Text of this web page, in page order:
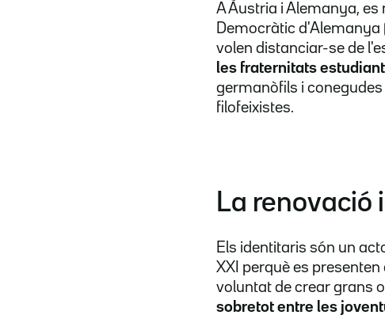
A Àustria i Alemanya, es
Democràtic d'Alemanya
volen distanciar-se de
les fraternitats
germanòfils i
filofeixistes.
La renovació
Els identitaris són un
XXI perquè es
voluntat de crear grans
sobretot entre les